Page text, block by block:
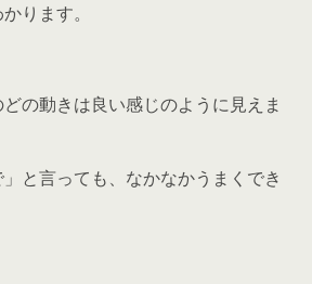
ります。
の動きは良い感じのように見えま
と言っても、なかなかうまくでき